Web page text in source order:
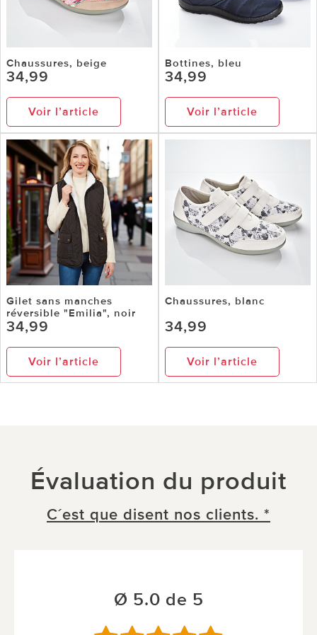
Chaussures, beige
34,99
Voir l’article
Bottines, bleu
34,99
Voir l’article
Gilet sans manches
réversible "Emilia", noir
34,99
Voir l’article
Chaussures, blanc
34,99
Voir l’article
Évaluation du produit
C´est que disent nos clients. *
Ø 5.0 de 5